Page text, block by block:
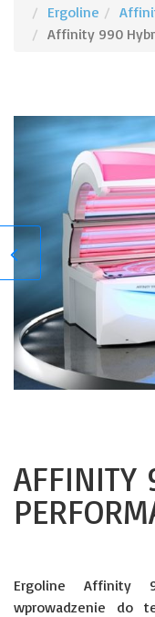
Ergoline
Affinity 990
AFFINITY
Ergoline Affinity
wprowadzenie do